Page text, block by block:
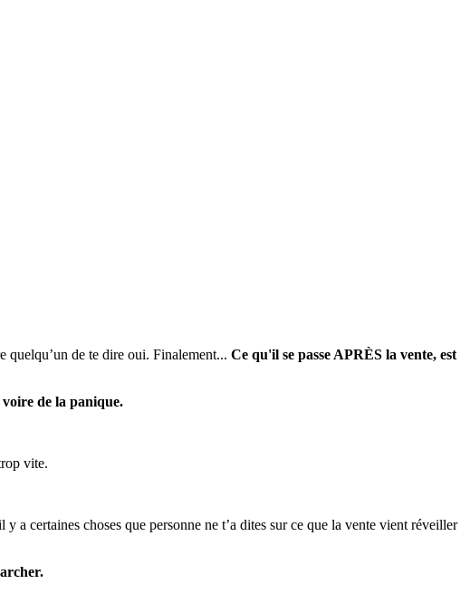
quelqu’un de te dire oui. Finalement... Ce qu'il se passe APRÈS la vente, est
voire de la panique.
vite.
certaines choses que personne ne t’a dites sur ce que la vente vient réveiller